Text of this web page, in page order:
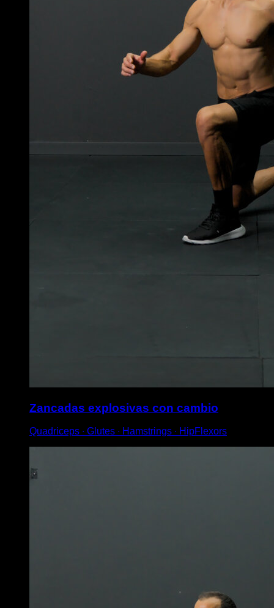
Zancadas explosivas con cambio
Quadriceps ∙ Glutes ∙ Hamstrings ∙ HipFlexors